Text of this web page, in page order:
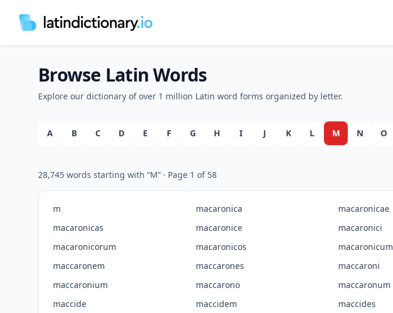
Browse Latin Words
Explore our dictionary of over 1 million Latin word forms organized by letter.
A B C D E F G H I J K L M N O
28,745 words starting with “M” · Page 1 of 58
m macaronica macaronicae
macaronicas
macaronice macaronici
macaronicorum
macaronicos macaronicum
maccaronem
maccarones maccaroni
maccaronium
maccarono maccaronum
maccide
maccidem maccides